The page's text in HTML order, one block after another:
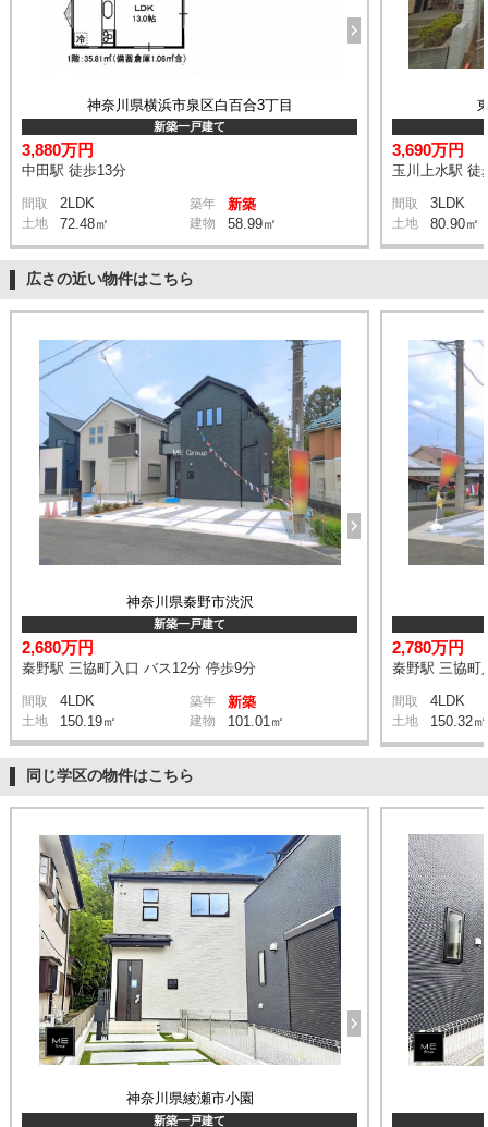
神奈川県横浜市泉区白百合3丁目
新築一戸建て
3,880万円
中田駅 徒歩13分
間取 2LDK 築年 新築
土地 72.48㎡ 建物 58.99㎡
3,690万円
玉川上水駅 徒
間取 3LDK
土地 80.90㎡
広さの近い物件はこちら
神奈川県秦野市渋沢
新築一戸建て
2,680万円
秦野駅 三協町入口 バス12分 停歩9分
間取 4LDK 築年 新築
土地 150.19㎡ 建物 101.01㎡
2,780万円
秦野駅 三協町
間取 4LDK
土地 150.32㎡
同じ学区の物件はこちら
神奈川県綾瀬市小園
新築一戸建て